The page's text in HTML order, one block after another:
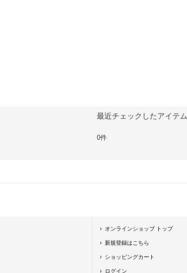
最近チェックしたアイテム
0件
オンラインショップ トップ
新規登録はこちら
ショッピングカート
ログイン